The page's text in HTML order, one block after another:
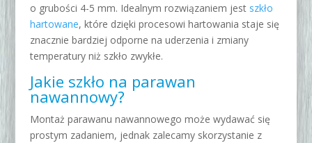
o grubości 4-5 mm. Idealnym rozwiązaniem jestszkło
hartowane, które dzięki procesowi hartowania staje się
znacznie bardziej odporne na uderzenia i zmiany
temperatury niż szkło zwykłe.
Jakie szkło na parawan
nawannowy?
Montaż parawanu nawannowego może wydawać się
prostym zadaniem, jednak zalecamy skorzystanie z